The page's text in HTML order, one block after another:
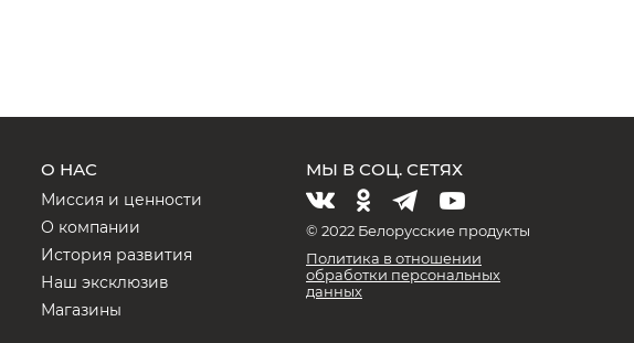
О НАС
Миссия и ценности
О компании
История развития
Наш эксклюзив
Магазины
МЫ В СОЦ. СЕТЯХ
© 2022 Белорусские продукты
Политика в отношении
обработки персональных
данных